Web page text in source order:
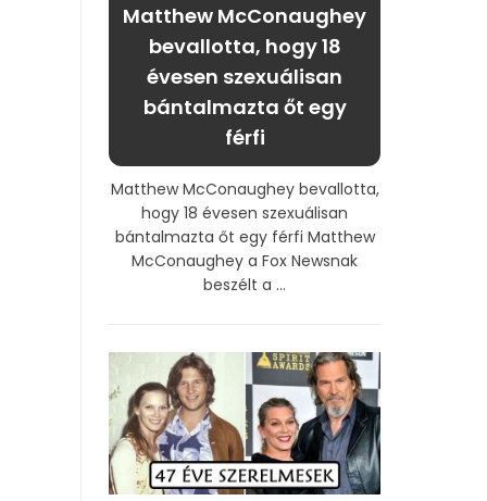
Matthew McConaughey
bevallotta, hogy 18
évesen szexuálisan
bántalmazta őt egy
férfi
Matthew McConaughey bevallotta,
hogy 18 évesen szexuálisan
bántalmazta őt egy férfi Matthew
McConaughey a Fox Newsnak
beszélt a ...